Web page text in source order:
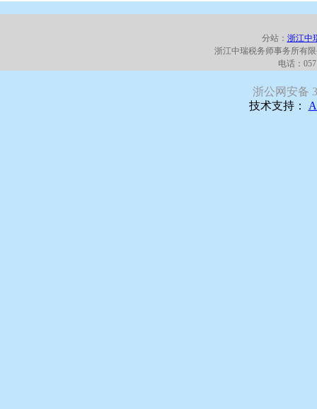
分站： 浙江中
浙江中瑞税务师事务所有
电话：
浙公网安备
技术支持：